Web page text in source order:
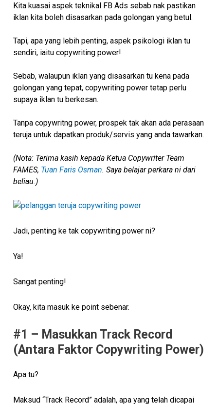
Kita kuasai aspek teknikal FB Ads sebab nak pastikan
iklan kita boleh disasarkan pada golongan yang betul.
Tapi, apa yang lebih penting, aspek psikologi iklan tu
sendiri, iaitu copywriting power!
Sebab, walaupun iklan yang disasarkan tu kena pada
golongan yang tepat, copywriting power tetap perlu
supaya iklan tu berkesan.
Tanpa copywritng power, prospek tak akan ada perasaan
teruja untuk dapatkan produk/servis yang anda tawarkan.
(Nota: Terima kasih kepada Ketua Copywriter Team
FAMES, Tuan Faris Osman. Saya belajar perkara ni dari
beliau.)
Jadi, penting ke tak copywriting power ni?
Ya!
Sangat penting!
Okay, kita masuk ke point sebenar.
#1 – Masukkan Track Record
(Antara Faktor Copywriting Power)
Apa tu?
Maksud “Track Record” adalah, apa yang telah dicapai